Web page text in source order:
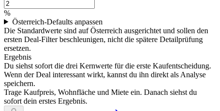
%
Österreich-Defaults anpassen
Die Standardwerte sind auf Österreich ausgerichtet und sollen den
ersten Deal-Filter beschleunigen, nicht die spätere Detailprüfung
ersetzen.
Ergebnis
Du siehst sofort die drei Kernwerte für die erste Kaufentscheidung.
Wenn der Deal interessant wirkt, kannst du ihn direkt als Analyse
speichern.
Trage Kaufpreis, Wohnfläche und Miete ein. Danach siehst du
sofort dein erstes Ergebnis.